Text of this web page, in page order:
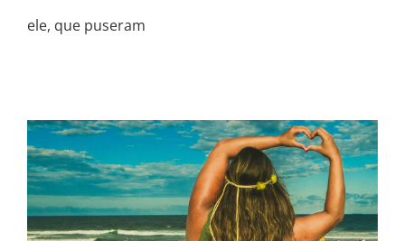
ele, que puseram
ESCOLHAS